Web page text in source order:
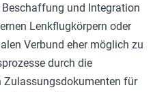
und Integration
Lenkflugkörpern oder
Verbund eher möglich zu
durch die
Zulassungsdokumenten für